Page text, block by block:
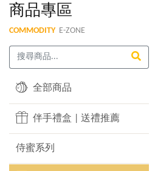
商品專區
COMMODITY E-ZONE
全部商品
伴手禮盒 | 送禮推薦
侍蜜系列